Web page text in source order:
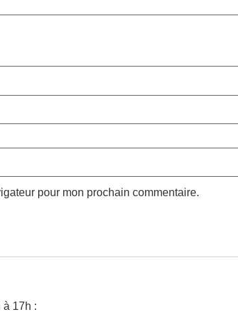
pour mon prochain commentaire.
17h :